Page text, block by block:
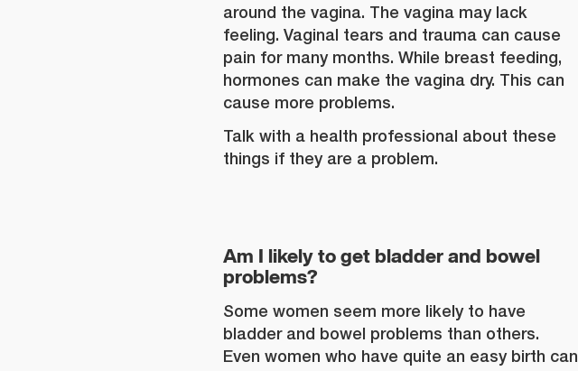
around the vagina. The vagina may lack
feeling. Vaginal tears and trauma can cause
pain for many months. While breast feeding,
hormones can make the vagina dry. This can
cause more problems.
Talk with a health professional about these
things if they are a problem.
Am I likely to get bladder and bowel
problems?
Some women seem more likely to have
bladder and bowel problems than others.
Even women who have quite an easy birth can